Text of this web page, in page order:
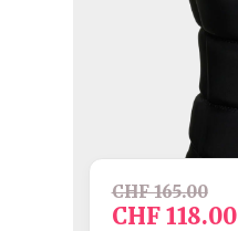
CHF 165.00
CHF 118.00